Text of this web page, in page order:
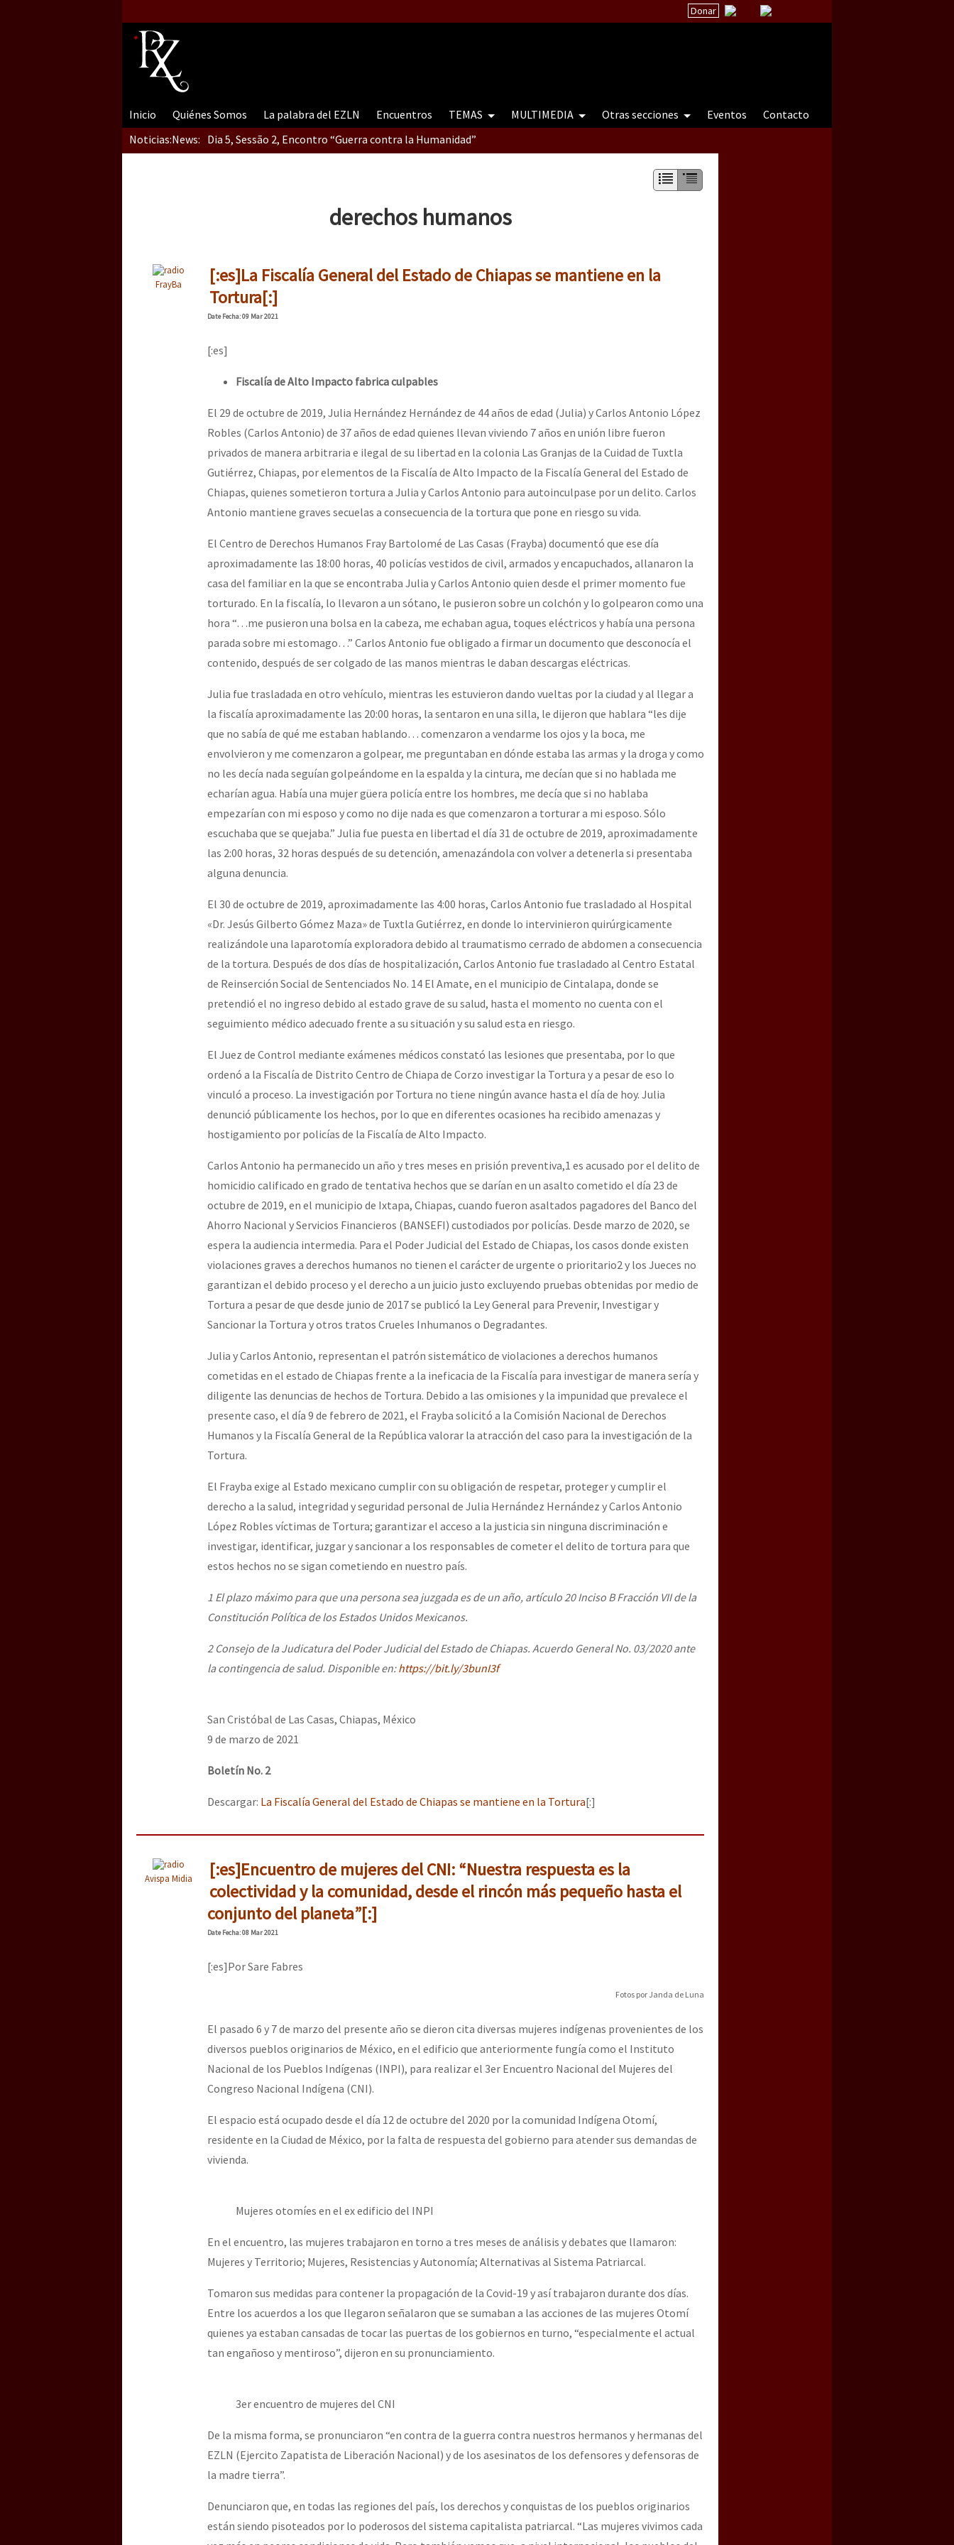
Donar
Inicio Quiénes Somos La palabra del EZLN Encuentros TEMAS MULTIMEDIA Otras secciones Eventos
Contacto
Noticias:News: Dia 5, Sessão 2, Encontro “Guerra contra la Humanidad”
Dia 3 do Encontro “Guerra contra a Humanidade”
Dia 2 do Encontro “Guerra contra a Humanidad”
Dia 1: Encontro “Guerra contra a Humanidade”
[CDMX – 20 julio] Jornadas globales por la libertad de Jesús Plácido Galindo y el alto a la guerra contra el CIPOG-EZ
“Sonhando a Terra do Bem Virá” se publica no Estado Espanhol
Se o México sabe, que o mundo saiba! Nossas lutas pela memória, a justiça e a dignidade
derechos humanos
FrayBa
[:es]La Fiscalía General del Estado de Chiapas se mantiene en la
Tortura[:]
DateFecha: 09 Mar 2021
[:es]
Fiscalía de Alto Impacto fabrica culpables
El 29 de octubre de 2019, Julia Hernández Hernández de 44 años de edad (Julia) y Carlos Antonio López
Robles (Carlos Antonio) de 37 años de edad quienes llevan viviendo 7 años en unión libre fueron
privados de manera arbitraria e ilegal de su libertad en la colonia Las Granjas de la Cuidad de Tuxtla
Gutiérrez, Chiapas, por elementos de la Fiscalía de Alto Impacto de la Fiscalía General del Estado de
Chiapas, quienes sometieron tortura a Julia y Carlos Antonio para autoinculpase por un delito. Carlos
Antonio mantiene graves secuelas a consecuencia de la tortura que pone en riesgo su vida.
El Centro de Derechos Humanos Fray Bartolomé de Las Casas (Frayba) documentó que ese día
aproximadamente las 18:00 horas, 40 policías vestidos de civil, armados y encapuchados, allanaron la
casa del familiar en la que se encontraba Julia y Carlos Antonio quien desde el primer momento fue
torturado. En la fiscalía, lo llevaron a un sótano, le pusieron sobre un colchón y lo golpearon como una
hora “…me pusieron una bolsa en la cabeza, me echaban agua, toques eléctricos y había una persona
parada sobre mi estomago…” Carlos Antonio fue obligado a firmar un documento que desconocía el
contenido, después de ser colgado de las manos mientras le daban descargas eléctricas.
Julia fue trasladada en otro vehículo, mientras les estuvieron dando vueltas por la ciudad y al llegar a
la fiscalía aproximadamente las 20:00 horas, la sentaron en una silla, le dijeron que hablara “les dije
que no sabía de qué me estaban hablando… comenzaron a vendarme los ojos y la boca, me
envolvieron y me comenzaron a golpear, me preguntaban en dónde estaba las armas y la droga y como
no les decía nada seguían golpeándome en la espalda y la cintura, me decían que si no hablada me
echarían agua. Había una mujer güera policía entre los hombres, me decía que si no hablaba
empezarían con mi esposo y como no dije nada es que comenzaron a torturar a mi esposo. Sólo
escuchaba que se quejaba.” Julia fue puesta en libertad el día 31 de octubre de 2019, aproximadamente
las 2:00 horas, 32 horas después de su detención, amenazándola con volver a detenerla si presentaba
alguna denuncia.
El 30 de octubre de 2019, aproximadamente las 4:00 horas, Carlos Antonio fue trasladado al Hospital
«Dr. Jesús Gilberto Gómez Maza» de Tuxtla Gutiérrez, en donde lo intervinieron quirúrgicamente
realizándole una laparotomía exploradora debido al traumatismo cerrado de abdomen a consecuencia
de la tortura. Después de dos días de hospitalización, Carlos Antonio fue trasladado al Centro Estatal
de Reinserción Social de Sentenciados No. 14 El Amate, en el municipio de Cintalapa, donde se
pretendió el no ingreso debido al estado grave de su salud, hasta el momento no cuenta con el
seguimiento médico adecuado frente a su situación y su salud esta en riesgo.
El Juez de Control mediante exámenes médicos constató las lesiones que presentaba, por lo que
ordenó a la Fiscalía de Distrito Centro de Chiapa de Corzo investigar la Tortura y a pesar de eso lo
vinculó a proceso. La investigación por Tortura no tiene ningún avance hasta el día de hoy. Julia
denunció públicamente los hechos, por lo que en diferentes ocasiones ha recibido amenazas y
hostigamiento por policías de la Fiscalía de Alto Impacto.
Carlos Antonio ha permanecido un año y tres meses en prisión preventiva,1 es acusado por el delito de
homicidio calificado en grado de tentativa hechos que se darían en un asalto cometido el día 23 de
octubre de 2019, en el municipio de Ixtapa, Chiapas, cuando fueron asaltados pagadores del Banco del
Ahorro Nacional y Servicios Financieros (BANSEFI) custodiados por policías. Desde marzo de 2020, se
espera la audiencia intermedia. Para el Poder Judicial del Estado de Chiapas, los casos donde existen
violaciones graves a derechos humanos no tienen el carácter de urgente o prioritario2 y los Jueces no
garantizan el debido proceso y el derecho a un juicio justo excluyendo pruebas obtenidas por medio de
Tortura a pesar de que desde junio de 2017 se publicó la Ley General para Prevenir, Investigar y
Sancionar la Tortura y otros tratos Crueles Inhumanos o Degradantes.
Julia y Carlos Antonio, representan el patrón sistemático de violaciones a derechos humanos
cometidas en el estado de Chiapas frente a la ineficacia de la Fiscalía para investigar de manera sería y
diligente las denuncias de hechos de Tortura. Debido a las omisiones y la impunidad que prevalece el
presente caso, el día 9 de febrero de 2021, el Frayba solicitó a la Comisión Nacional de Derechos
Humanos y la Fiscalía General de la República valorar la atracción del caso para la investigación de la
Tortura.
El Frayba exige al Estado mexicano cumplir con su obligación de respetar, proteger y cumplir el
derecho a la salud, integridad y seguridad personal de Julia Hernández Hernández y Carlos Antonio
López Robles víctimas de Tortura; garantizar el acceso a la justicia sin ninguna discriminación e
investigar, identificar, juzgar y sancionar a los responsables de cometer el delito de tortura para que
estos hechos no se sigan cometiendo en nuestro país.
1 El plazo máximo para que una persona sea juzgada es de un año, artículo 20 Inciso B Fracción VII de la
Constitución Política de los Estados Unidos Mexicanos.
2 Consejo de la Judicatura del Poder Judicial del Estado de Chiapas. Acuerdo General No. 03/2020 ante
la contingencia de salud. Disponible en:https://bit.ly/3bunI3f
San Cristóbal de Las Casas, Chiapas, México
9 de marzo de 2021
Boletín No. 2
Descargar: La Fiscalía General del Estado de Chiapas se mantiene en la Tortura[:]
Avispa Midia
[:es]Encuentro de mujeres del CNI: “Nuestra respuesta es la
colectividad y la comunidad, desde el rincón más pequeño hasta el
conjunto del planeta”[:]
DateFecha: 08 Mar 2021
[:es]Por Sare Fabres
Fotos por Janda de Luna
El pasado 6 y 7 de marzo del presente año se dieron cita diversas mujeres indígenas provenientes de los
diversos pueblos originarios de México, en el edificio que anteriormente fungía como el Instituto
Nacional de los Pueblos Indígenas (INPI), para realizar el 3er Encuentro Nacional del Mujeres del
Congreso Nacional Indígena (CNI).
El espacio está ocupado desde el día 12 de octubre del 2020 por la comunidad Indígena Otomí,
residente en la Ciudad de México, por la falta de respuesta del gobierno para atender sus demandas de
vivienda.
Mujeres otomíes en el ex edificio del INPI
En el encuentro, las mujeres trabajaron en torno a tres meses de análisis y debates que llamaron:
Mujeres y Territorio; Mujeres, Resistencias y Autonomía; Alternativas al Sistema Patriarcal.
Tomaron sus medidas para contener la propagación de la Covid-19 y así trabajaron durante dos días.
Entre los acuerdos a los que llegaron señalaron que se sumaban a las acciones de las mujeres Otomí
quienes ya estaban cansadas de tocar las puertas de los gobiernos en turno, “especialmente el actual
tan engañoso y mentiroso”, dijeron en su pronunciamiento.
3er encuentro de mujeres del CNI
De la misma forma, se pronunciaron “en contra de la guerra contra nuestros hermanos y hermanas del
EZLN (Ejercito Zapatista de Liberación Nacional) y de los asesinatos de los defensores y defensoras de
la madre tierra”.
Denunciaron que, en todas las regiones del país, los derechos y conquistas de los pueblos originarios
están siendo pisoteados por lo poderosos del sistema capitalista patriarcal. “Las mujeres vivimos cada